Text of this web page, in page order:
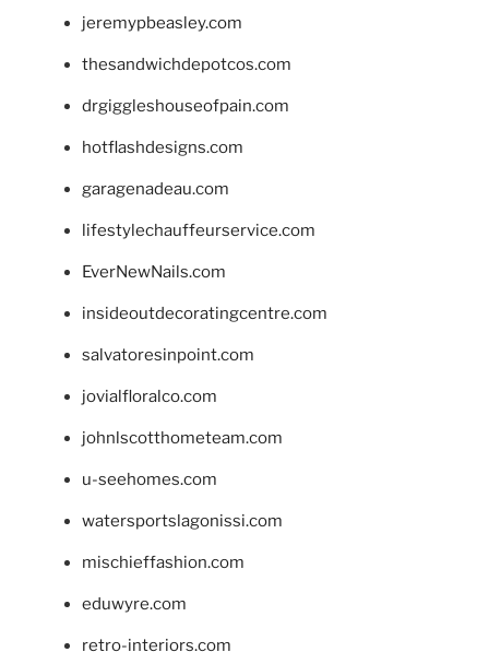
jeremypbeasley.com
thesandwichdepotcos.com
drgiggleshouseofpain.com
hotflashdesigns.com
garagenadeau.com
lifestylechauffeurservice.com
EverNewNails.com
insideoutdecoratingcentre.com
salvatoresinpoint.com
jovialfloralco.com
johnlscotthometeam.com
u-seehomes.com
watersportslagonissi.com
mischieffashion.com
eduwyre.com
retro-interiors.com